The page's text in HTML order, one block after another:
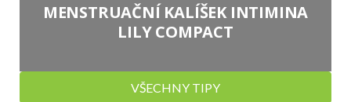
MENSTRUAČNÍ KALÍŠEK INTIMINA
LILY COMPACT
VŠECHNY TIPY